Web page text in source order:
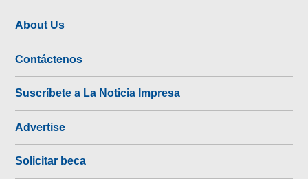
About Us
Contáctenos
Suscríbete a La Noticia Impresa
Advertise
Solicitar beca